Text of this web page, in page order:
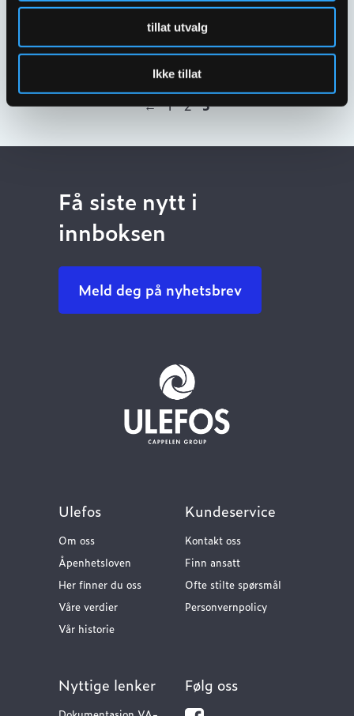
tillat utvalg
Ikke tillat
DN300X300
← 1 2 3
Få siste nytt i
innboksen
Meld deg på nyhetsbrev
Ulefos
Om oss
Åpenhetsloven
Her finner du oss
Våre verdier
Vår historie
Kundeservice
Kontakt oss
Finn ansatt
Ofte stilte spørsmål
Personvernpolicy
Nyttige lenker Følg oss